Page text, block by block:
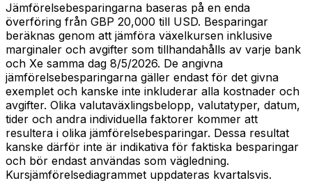
Jämförelsebesparingarna baseras på en enda
överföring från GBP 20,000 till USD. Besparingar
beräknas genom att jämföra växelkursen inklusive
marginaler och avgifter som tillhandahålls av varje bank
och Xe samma dag 8/5/2026. De angivna
jämförelsebesparingarna gäller endast för det givna
exemplet och kanske inte inkluderar alla kostnader och
avgifter. Olika valutaväxlingsbelopp, valutatyper, datum,
tider och andra individuella faktorer kommer att
resultera i olika jämförelsebesparingar. Dessa resultat
kanske därför inte är indikativa för faktiska besparingar
och bör endast användas som vägledning.
Kursjämförelsediagrammet uppdateras kvartalsvis.